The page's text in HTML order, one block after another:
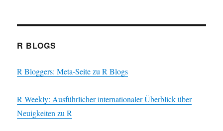
R BLOGS
R Bloggers: Meta-Seite zu R Blogs
R Weekly: Ausführlicher internationaler Überblick über
Neuigkeiten zu R